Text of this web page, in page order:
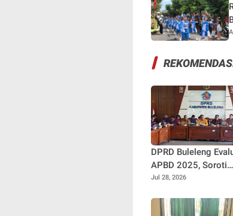
DPRD Buleleng
APBD 2025, Soroti
Besarnya SiLPA dan
BUMD
Jul 28, 2026